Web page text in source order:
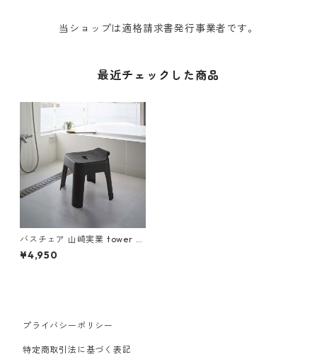
当ショップは適格請求書発行事業者です。
最近チェックした商品
バスチェア 山崎実業 tower タ
ワー 引っ掛け風呂イス SH30
ブラック
¥4,950
プライバシーポリシー
特定商取引法に基づく表記